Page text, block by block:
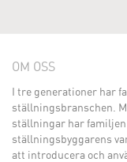
OM OSS
I tre generationer har
ställningsbranschen.
ställningar har
ställningsbyggarens
att introducera och